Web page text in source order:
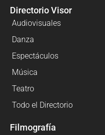
Directorio Visor
Audiovisuales
Danza
Espectáculos
Música
Teatro
Todo el Directorio
Filmografía